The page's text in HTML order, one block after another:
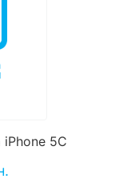
iPhone 5С